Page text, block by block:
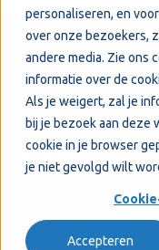
personaliseren, en
over onze bezoekers,
andere media. Zie ons
informatie over de
Als je weigert, zal je
bij je bezoek aan deze
cookie in je browser
je niet gevolgd wilt
Accepteren
Welkom! Hoe